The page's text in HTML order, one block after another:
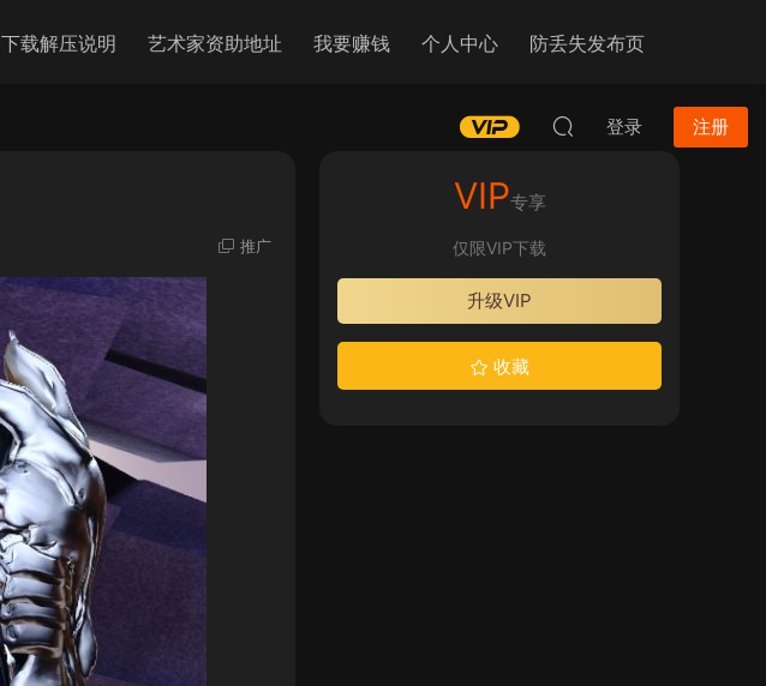
下载解压说明 艺术家资助地址 我要赚钱 个人中心 防丢失发布页
登录 注册
推广
VIP专享
仅限VIP下载
升级VIP
收藏